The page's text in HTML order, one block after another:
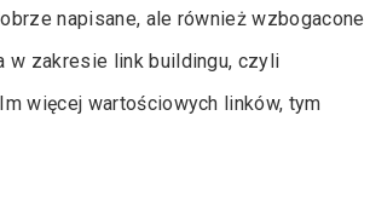
napisane, ale również wzbogacone
w zakresie link buildingu, czyli
więcej wartościowych linków, tym